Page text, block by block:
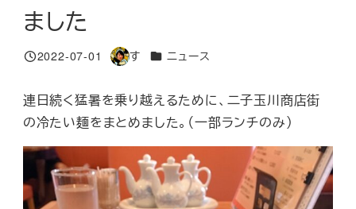
ました
投稿日
2022-07-01
著
す カテゴリー
ニュース
連日続く猛暑を乗り越えるために、二子玉川商店街
の冷たい麺をまとめました。（一部ランチのみ）